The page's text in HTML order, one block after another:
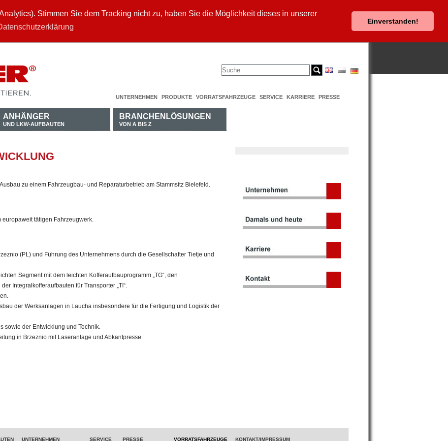
Stimmen Sie dem Tracking nicht zu, haben Sie die Möglichkeit dieses in unserer
Einverstanden!
UNTERNEHMEN PRODUKTE VORRATSFAHRZEUGE SERVICE KARRIERE PRESSE
ANHÄNGER
UND LKW-AUFBAUTEN
BRANCHENLÖSUNGEN
VON A BIS Z
zu einem Fahrzeugbau- und Reparaturbetrieb am Stammsitz Bielefeld.
tätigen Fahrzeugwerk.
(PL) und Führung des Unternehmens durch die Gesellschafter Tietje und
Segment mit dem leichten Kofferaufbauprogramm „TG“, den
Integralkofferaufbauten für Transporter „TI“.
der Werksanlagen in Laucha insbesondere für die Fertigung und Logistik der
sowie der Entwicklung und Technik.
in Brzeznio mit Laseranlage und Abkantpresse.
UNTERNEHMEN SERVICE PRESSE VORRATSFAHRZEUGE KONTAKT/IMPRESSUM